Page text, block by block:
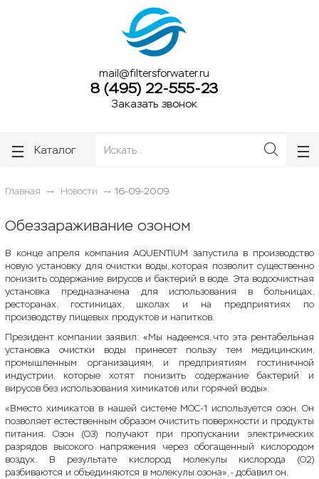
mail@filtersforwater.ru
8 (495) 22-555-23
Заказать звонок
Каталог
Главная Новости 16-09-2009
Обеззараживание озоном
В конце апреля компания AQUENTIUM запустила в производство
новую установку для очистки воды, которая позволит существенно
понизить содержание вирусов и бактерий в воде. Эта водоочистная
установка предназначена для использования в больницах,
ресторанах, гостиницах, школах и на предприятиях по
производству пищевых продуктов и напитков.
Президент компании заявил: «Мы надеемся, что эта рентабельная
установка очистки воды принесет пользу тем медицинским,
промышленным организациям, и предприятиям гостиничной
индустрии, которые хотят понизить содержание бактерий и
вирусов без использования химикатов или горячей воды».
«Вместо химикатов в нашей системе МОС-1 используется озон. Он
позволяет естественным образом очистить поверхности и продукты
питания. Озон (О3) получают при пропускании электрических
разрядов высокого напряжения через обогащенный кислородом
воздух. В результате кислород молекулы кислорода (О2)
разбиваются и объединяются в молекулы озона», - добавил он.